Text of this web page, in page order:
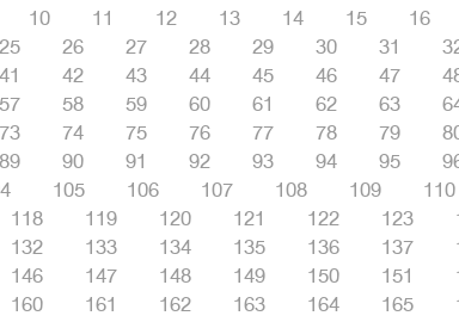
10 11 12 13 14 15
16
25 26 27 28 29 30 31
41 42 43 44 45 46 47
57 58 59 60 61 62 63
73 74 75 76 77 78 79
89 90 91 92 93 94 95
105 106 107 108 109
110
118 119 120 121 122 123
132 133 134 135 136 137
146 147 148 149 150 151
160 161 162 163 164 165